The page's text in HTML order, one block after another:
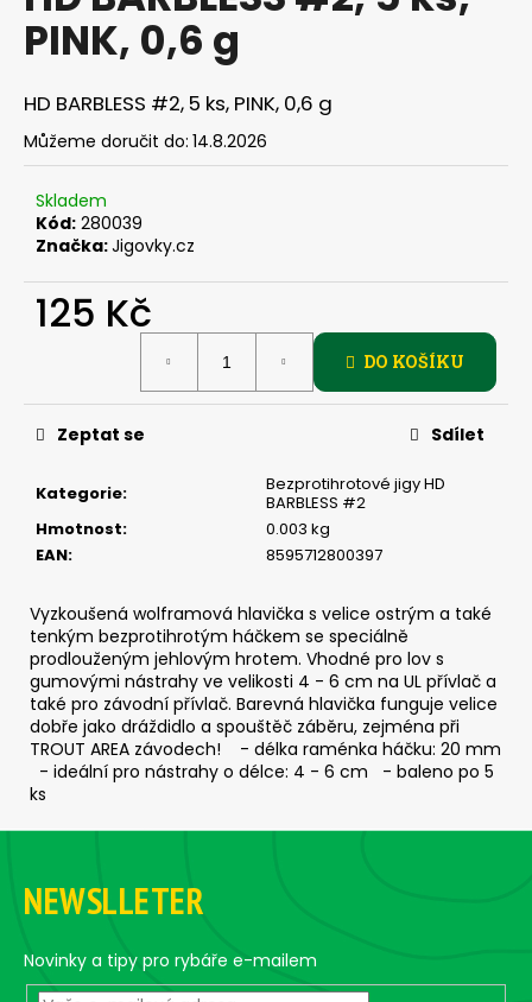
0,0
hvězdiček.
PINK, 0,6 g
HD BARBLESS #2, 5 ks, PINK, 0,6 g
Můžeme doručit do: 14.8.2026
Skladem
Kód: 280039
Značka:Jigovky.cz
125 Kč
DO KOŠÍKU
Kategorie:
Bezprotihrotové jigy HD
BARBLESS #2
Hmotnost:
0.003 kg
EAN: 8595712800397
Zeptat se Sdílet
Vyzkoušená wolframová hlavička s velice ostrým a také
tenkým bezprotihrotým háčkem se speciálně
prodlouženým jehlovým hrotem. Vhodné pro lov s
gumovými nástrahy ve velikosti 4 - 6 cm na UL přívlač a
také pro závodní přívlač. Barevná hlavička funguje velice
dobře jako dráždidlo a spouštěč záběru, zejména při
TROUT AREA závodech! - délka raménka háčku: 20 mm
- ideální pro nástrahy o délce: 4 - 6 cm - baleno po 5
ks
a
j
í
t
?
o
p
u
č
u
e
m
e
SICKLE
#5/0
5
5
79
Kč
Z
NEWSLLETER
Novinky a tipy pro rybáře e-mailem